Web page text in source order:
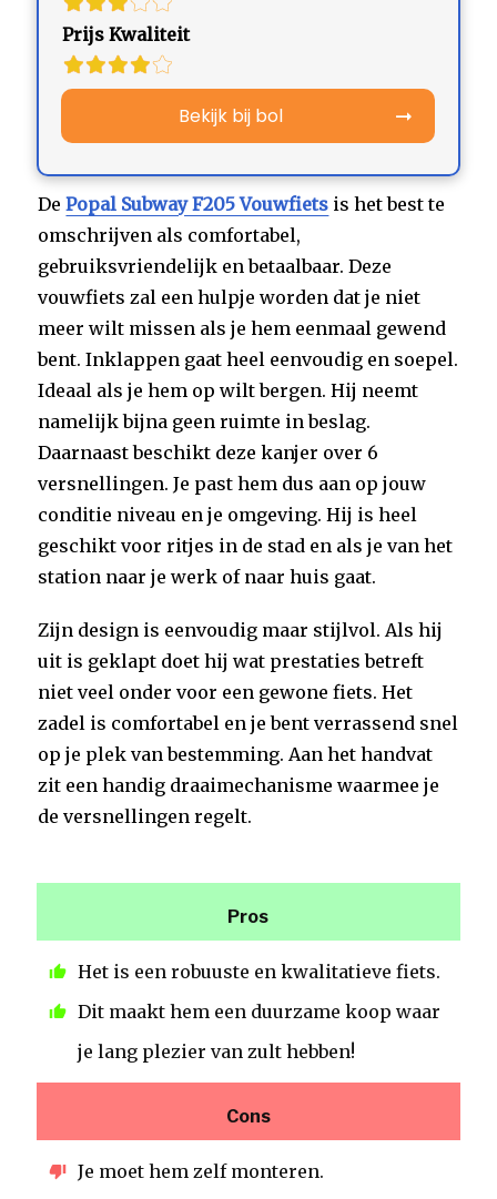
Prijs Kwaliteit
Bekijk bij bol
DePopal Subway F205 Vouwfiets is het best te
omschrijven als comfortabel,
gebruiksvriendelijk en betaalbaar. Deze
vouwfiets zal een hulpje worden dat je niet
meer wilt missen als je hem eenmaal gewend
bent. Inklappen gaat heel eenvoudig en soepel.
Ideaal als je hem op wilt bergen. Hij neemt
namelijk bijna geen ruimte in beslag.
Daarnaast beschikt deze kanjer over 6
versnellingen. Je past hem dus aan op jouw
conditie niveau en je omgeving. Hij is heel
geschikt voor ritjes in de stad en als je van het
station naar je werk of naar huis gaat.
Zijn design is eenvoudig maar stijlvol. Als hij
uit is geklapt doet hij wat prestaties betreft
niet veel onder voor een gewone fiets. Het
zadel is comfortabel en je bent verrassend snel
op je plek van bestemming. Aan het handvat
zit een handig draaimechanisme waarmee je
de versnellingen regelt.
Pros
Het is een robuuste en kwalitatieve fiets.
Dit maakt hem een duurzame koop waar
je lang plezier van zult hebben!
Cons
Je moet hem zelf monteren.